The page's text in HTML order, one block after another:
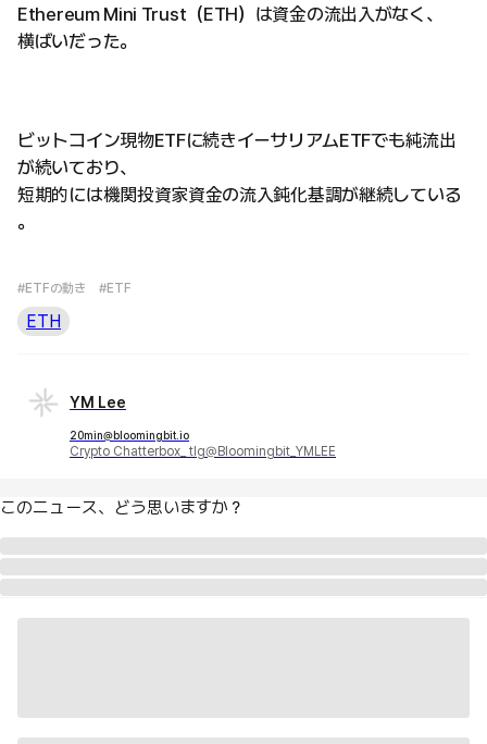
Ethereum Mini Trust（ETH）は資金の流出入がなく、
横ばいだった。
ビットコイン現物ETFに続きイーサリアムETFでも純流出
が続いており、
短期的には機関投資家資金の流入鈍化基調が継続している
。
#ETFの動き #ETF
ETH
YM Lee
20min@bloomingbit.io
Crypto Chatterbox_ tlg@Bloomingbit_YMLEE
このニュース、どう思いますか？